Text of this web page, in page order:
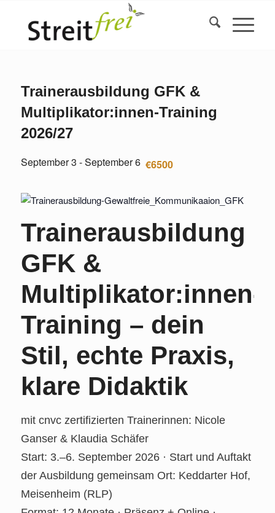
Trainerausbildung GFK &
Multiplikator:innen-Training
2026/27
September 3 -September 6 €6500
Trainerausbildung
GFK &
Multiplikator:innen-
Training – dein
Stil, echte Praxis,
klare Didaktik
mit cnvc zertifizierten Trainerinnen: Nicole
Ganser & Klaudia Schäfer
Start: 3.–6. September 2026 · Start und Auftakt
der Ausbildung gemeinsam Ort: Keddarter Hof,
Meisenheim (RLP)